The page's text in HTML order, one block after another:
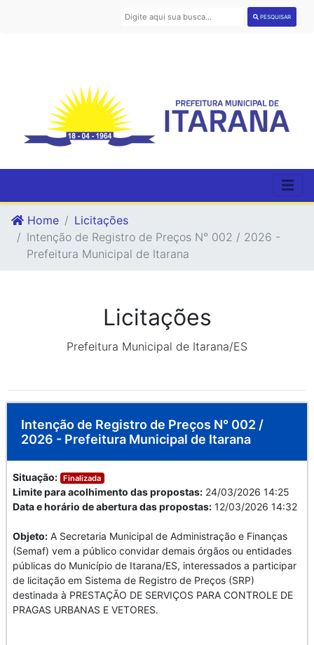
PESQUISAR
Home
Licitações
Intenção de Registro de Preços N° 002 / 2026 -
Prefeitura Municipal de Itarana
Licitações
Prefeitura Municipal de Itarana/ES
Intenção de Registro de Preços N° 002 /
2026 - Prefeitura Municipal de Itarana
Situação: Finalizada
Limite para acolhimento das propostas: 24/03/2026 14:25
Data e horário de abertura das propostas: 12/03/2026 14:32
Objeto: A Secretaria Municipal de Administração e Finanças
(Semaf) vem a público convidar demais órgãos ou entidades
públicas do Município de Itarana/ES, interessados a participar
de licitação em Sistema de Registro de Preços (SRP)
destinada à PRESTAÇÃO DE SERVIÇOS PARA CONTROLE DE
PRAGAS URBANAS E VETORES.